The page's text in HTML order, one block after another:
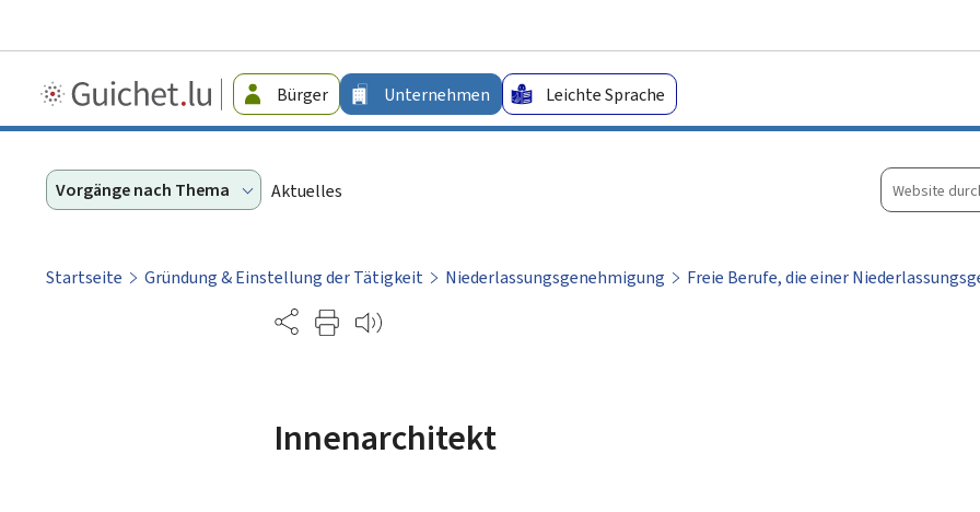
Guichet.lu
-
Bürger Unternehmen Leichte Sprache
Vorgänge nach Thema Aktuelles
Website
Startseite Gründung & Einstellung der Tätigkeit Niederlassungsgenehmigung Freie Berufe, die einer
Partage
Innenarchitekt